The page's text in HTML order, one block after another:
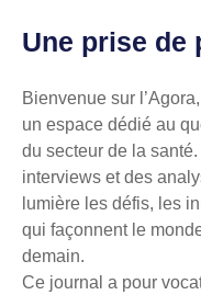
Une prise de
Bienvenue sur
un espace dédié au
du secteur de la
interviews et des
lumière les défis, les
qui façonnent le
demain.
Ce journal a pour